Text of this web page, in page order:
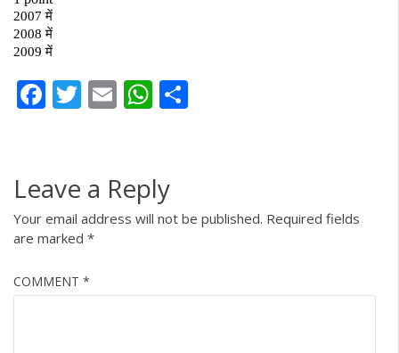
Facebook
Twitter
EmailWhatsApp
Leave a Reply
Your email address will not be published. Required fields
are marked *
COMMENT *